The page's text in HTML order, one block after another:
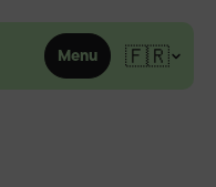
Menu 🇫🇷